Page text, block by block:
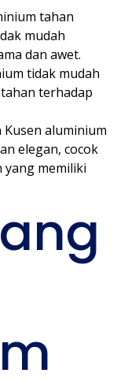
tahan
mudah
dan awet.
tidak mudah
terhadap
aluminium
elegan, cocok
memiliki